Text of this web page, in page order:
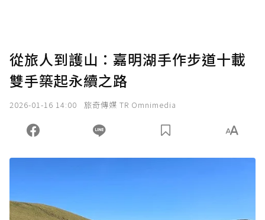
從旅人到護山：嘉明湖手作步道十載
雙手築起永續之路
2026-01-16 14:00 旅奇傳媒 TR Omnimedia